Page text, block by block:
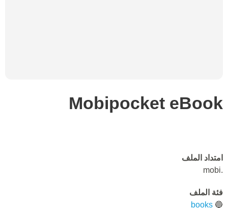
Mobipocket eBook
امتداد الملف
.mobi
فئة الملف
🔵
books